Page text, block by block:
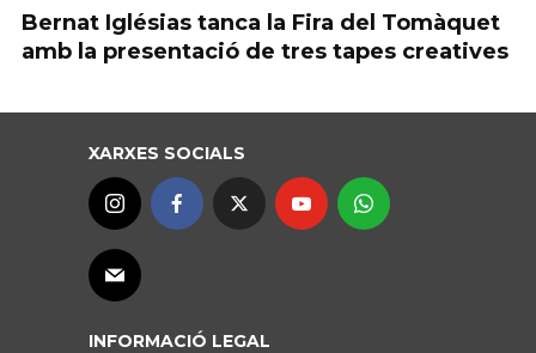
Bernat Iglésias tanca la Fira del Tomàquet
amb la presentació de tres tapes creatives
XARXES SOCIALS
INFORMACIÓ LEGAL